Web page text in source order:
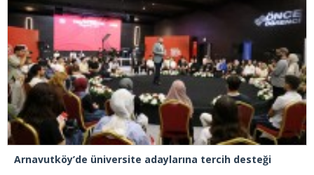
Arnavutköy’de üniversite adaylarına tercih desteği